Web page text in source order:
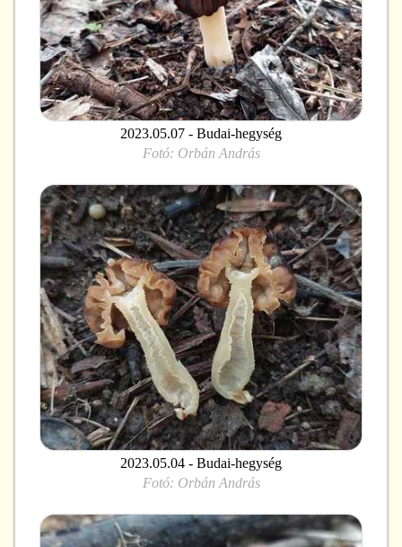
2023.05.07 - Budai-hegység
Fotó: Orbán András
2023.05.04 - Budai-hegység
Fotó: Orbán András